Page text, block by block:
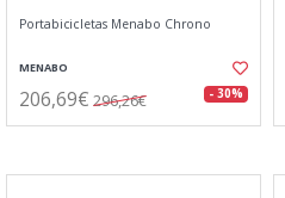
Portabicicletas Menabo Chrono
MENABO
206,69€ 296,26€ - 30%